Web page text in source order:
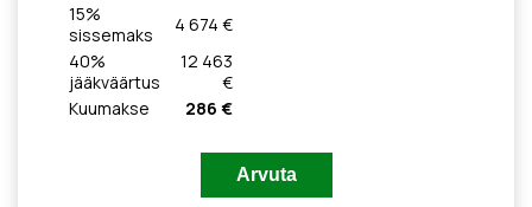
15%
sissemaks
4 674 €
40%
jääkväärtus
12 463
€
Kuumakse
286 €